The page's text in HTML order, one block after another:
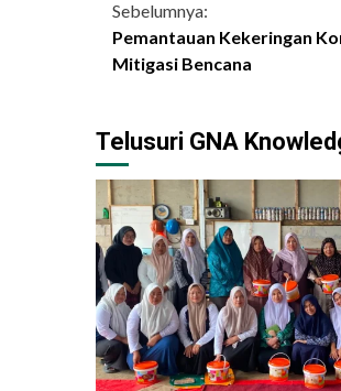
Continue
Reading
Sebelumnya:
Pemantauan Kekeringan
Mitigasi Bencana
Telusuri GNA